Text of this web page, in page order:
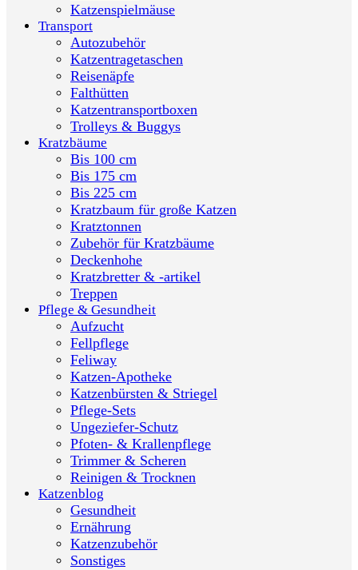
Katzenspielmäuse
Transport
Autozubehör
Katzentragetaschen
Reisenäpfe
Falthütten
Katzentransportboxen
Trolleys & Buggys
Kratzbäume
Bis 100 cm
Bis 175 cm
Bis 225 cm
Kratzbaum für große Katzen
Kratztonnen
Zubehör für Kratzbäume
Deckenhohe
Kratzbretter & -artikel
Treppen
Pflege & Gesundheit
Aufzucht
Fellpflege
Feliway
Katzen-Apotheke
Katzenbürsten & Striegel
Pflege-Sets
Ungeziefer-Schutz
Pfoten- & Krallenpflege
Trimmer & Scheren
Reinigen & Trocknen
Katzenblog
Gesundheit
Ernährung
Katzenzubehör
Sonstiges